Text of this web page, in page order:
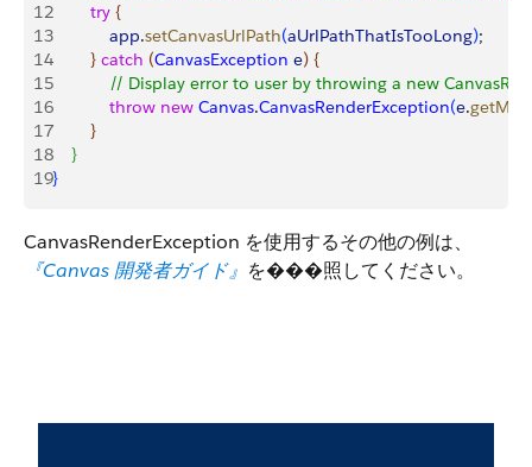
12
        try
{
13
            app
.setCanvasUrlPath(aUrlPathThatIsTooLong);
14
} catch (CanvasException e) {
15
// Display error to user by throwing a new
16
            throw
new Canvas.CanvasRenderException(e.
17
}
18
}
19}
CanvasRenderException を使用するその他の例は、
『Canvas 開発者ガイド』 を���照してください。